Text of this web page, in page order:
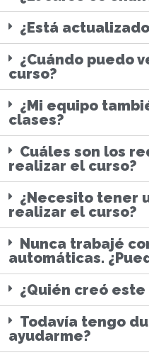
¿Está
¿Cuándo puedo
curso?
¿Mi equipo
clases?
Cuáles son los
realizar el curso?
¿Necesito tener
realizar el curso?
Nunca trabajé
automáticas.
¿Quién creó este
Todavía tengo
ayudarme?